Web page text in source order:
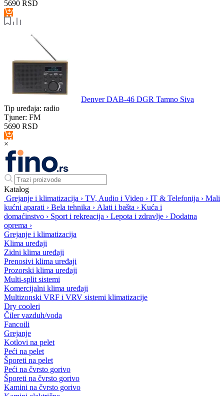
5690 RSD
Denver DAB-46 DGR Tamno Siva
Tip uređaja: radio
Tjuner: FM
5690 RSD
×
Katalog
Grejanje i klimatizacija › TV, Audio i Video › IT & Telefonija › Mali
kućni aparati › Bela tehnika › Alati i bašta › Kuća i
domaćinstvo › Sport i rekreacija › Lepota i zdravlje › Dodatna
oprema ›
Grejanje i klimatizacija
Klima uređaji
Zidni klima uređaji
Prenosivi klima uređaji
Prozorski klima uređaji
Multi-split sistemi
Komercijalni klima uređaji
Multizonski VRF i VRV sistemi klimatizacije
Dry cooleri
Čiler vazduh/voda
Fancoili
Grejanje
Kotlovi na pelet
Peći na pelet
Šporeti na pelet
Peći na čvrsto gorivo
Šporeti na čvrsto gorivo
Kamini na čvrsto gorivo